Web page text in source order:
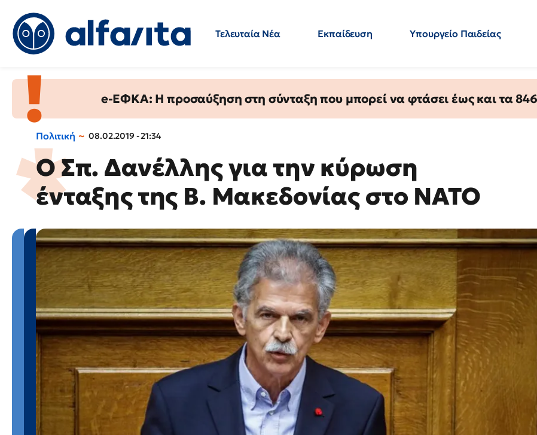
Τελευταία Νέα Εκπαίδευση Υπουργείο Παιδείας
e-ΕΦΚΑ: Η προσαύξηση στη σύνταξη που μπορεί να φτάσει έως και τα 846
Πολιτική 08.02.2019 - 21:34
Ο Σπ. Δανέλλης για την κύρωση
ένταξης της Β. Μακεδονίας στο NATO